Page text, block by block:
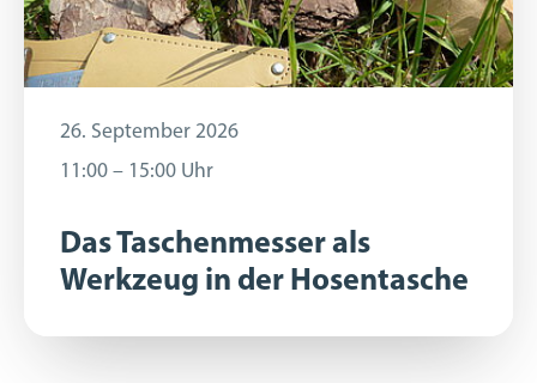
26. September 2026
11:00 – 15:00 Uhr
26. September 2026
11:00 – 15:00 Uhr
Das Taschenmesser als
Werkzeug in der Hosentasche